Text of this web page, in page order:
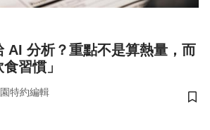
AI 分析？重點不是算熱量，而
習慣」
特約編輯
儲